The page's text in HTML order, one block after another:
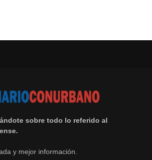
sobre todo lo referido al
y mejor información.